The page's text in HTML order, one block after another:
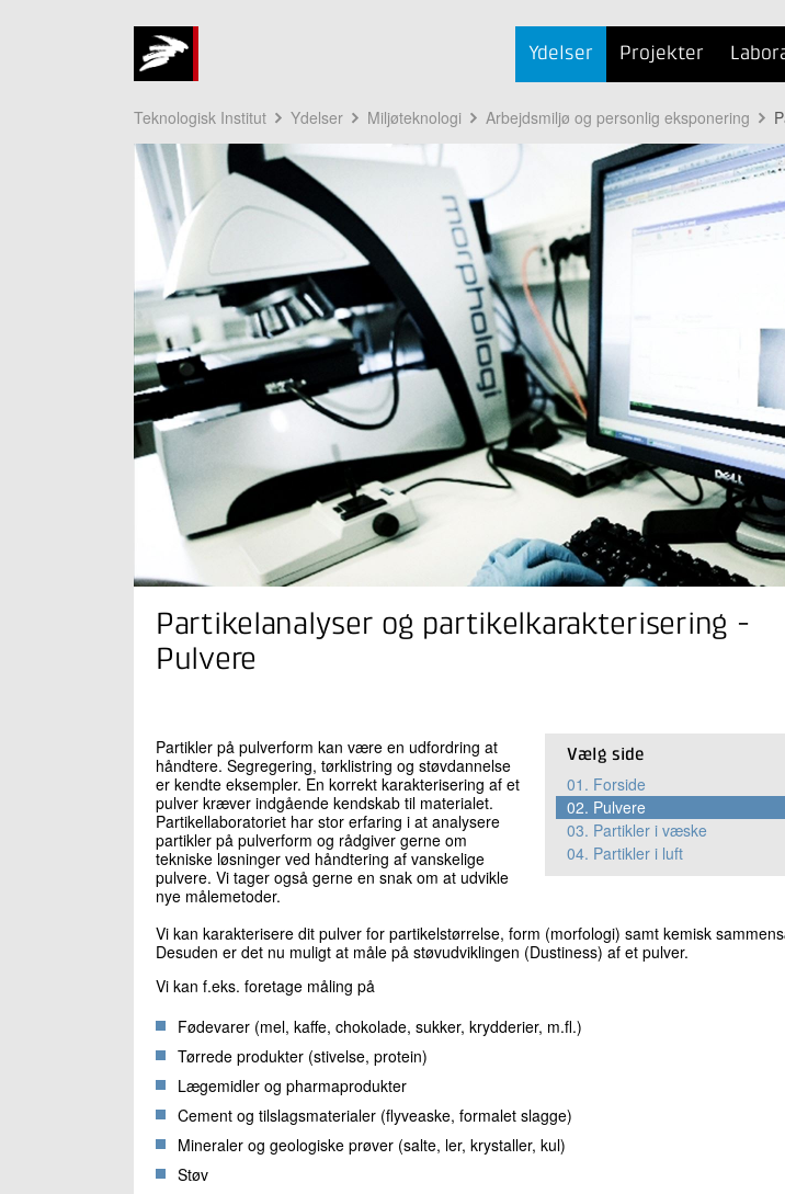
Ydelser Projekter
Teknologisk Institut Ydelser Miljøteknologi Arbejdsmiljø og personlig eksponering
Partikelanalyser og partikelkarakterisering -
Pulvere
Vælg side
01. Forside
02. Pulvere
03. Partikler i væske
04. Partikler i luft
Partikler på pulverform kan være en udfordring at
håndtere. Segregering, tørklistring og støvdannelse
er kendte eksempler. En korrekt karakterisering af et
pulver kræver indgående kendskab til materialet.
Partikellaboratoriet har stor erfaring i at analysere
partikler på pulverform og rådgiver gerne om
tekniske løsninger ved håndtering af vanskelige
pulvere. Vi tager også gerne en snak om at udvikle
nye målemetoder.
Vi kan karakterisere dit pulver for partikelstørrelse, form (morfologi) samt kemisk
Desuden er det nu muligt at måle på støvudviklingen (Dustiness) af et pulver.
Vi kan f.eks. foretage måling på
Fødevarer (mel, kaffe, chokolade, sukker, krydderier, m.fl.)
Tørrede produkter (stivelse, protein)
Lægemidler og pharmaprodukter
Cement og tilslagsmaterialer (flyveaske, formalet slagge)
Mineraler og geologiske prøver (salte, ler, krystaller, kul)
Støv